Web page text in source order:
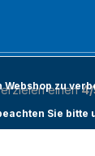
einen
zu
Sie bitte